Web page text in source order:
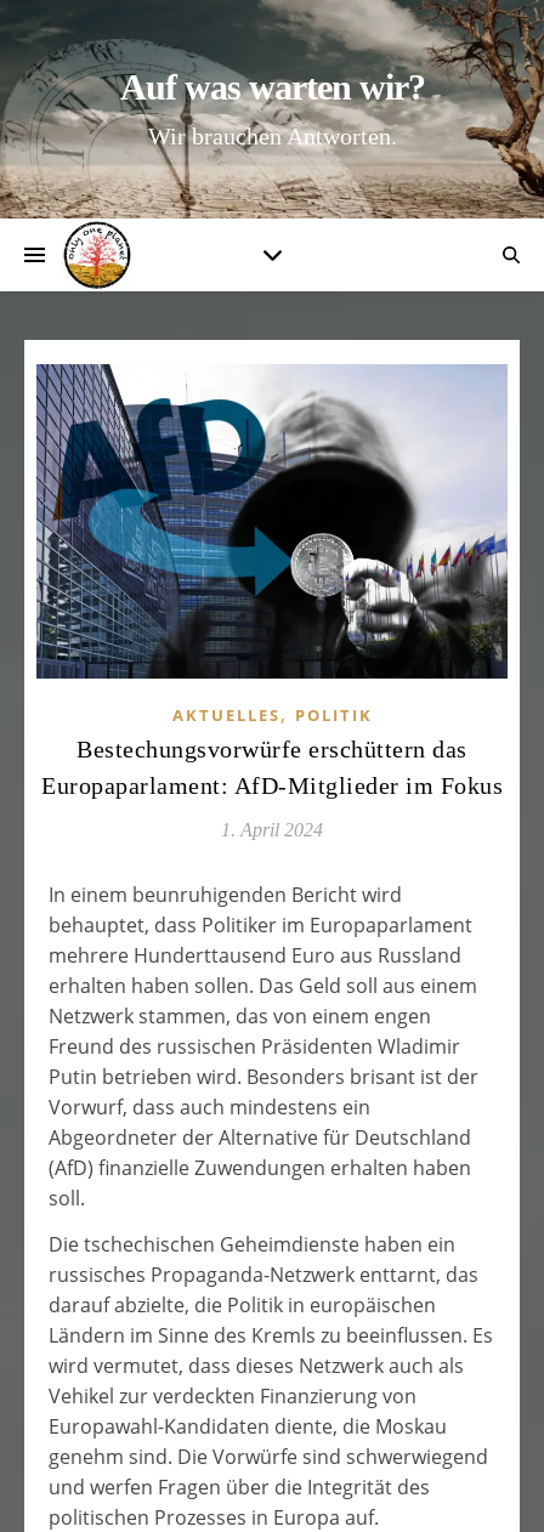
Auf was warten wir?
Wir brauchen Antworten.
AKTUELLES, POLITIK
Bestechungsvorwürfe erschüttern das
Europaparlament: AfD-Mitglieder im Fokus
1. April 2024
In einem beunruhigenden Bericht wird
behauptet, dass Politiker im Europaparlament
mehrere Hunderttausend Euro aus Russland
erhalten haben sollen. Das Geld soll aus einem
Netzwerk stammen, das von einem engen
Freund des russischen Präsidenten Wladimir
Putin betrieben wird. Besonders brisant ist der
Vorwurf, dass auch mindestens ein
Abgeordneter der Alternative für Deutschland
(AfD) finanzielle Zuwendungen erhalten haben
soll.
Die tschechischen Geheimdienste haben ein
russisches Propaganda-Netzwerk enttarnt, das
darauf abzielte, die Politik in europäischen
Ländern im Sinne des Kremls zu beeinflussen. Es
wird vermutet, dass dieses Netzwerk auch als
Vehikel zur verdeckten Finanzierung von
Europawahl-Kandidaten diente, die Moskau
genehm sind. Die Vorwürfe sind schwerwiegend
und werfen Fragen über die Integrität des
politischen Prozesses in Europa auf.